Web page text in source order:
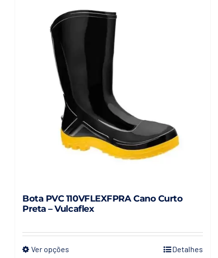
Bota PVC 110VFLEXFPRA Cano Curto
Preta – Vulcaflex
Ver opçõesEste Detalhes